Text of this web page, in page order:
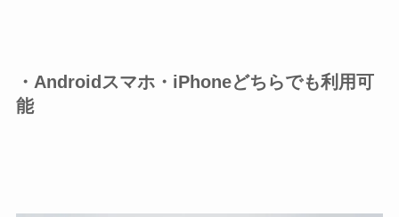
・Androidスマホ・iPhoneどちらでも利用可
能